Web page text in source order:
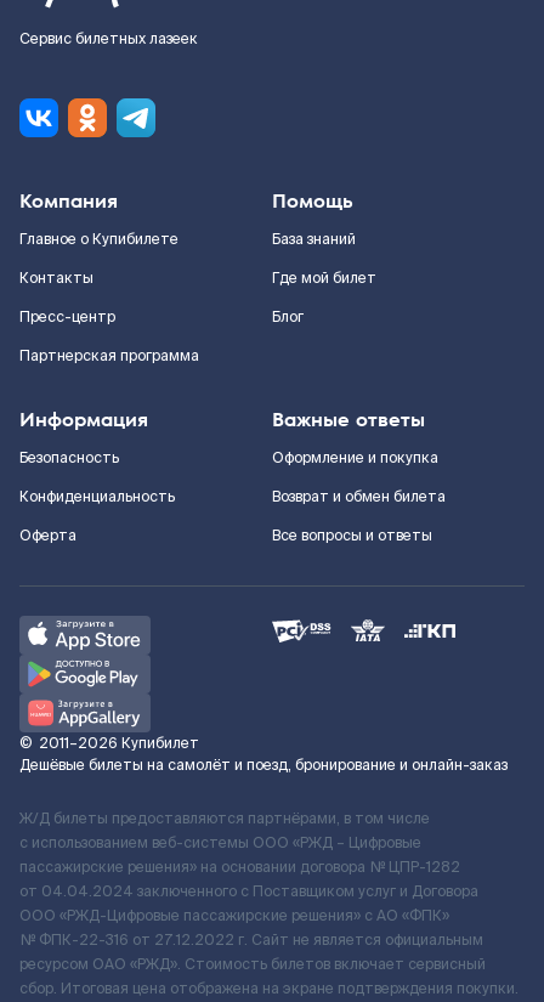
Сервис билетных лазеек
Компания
Главное о Купибилете
Контакты
Пресс-центр
Партнерская программа
Помощь
База знаний
Где мой билет
Блог
Информация
Безопасность
Конфиденциальность
Оферта
Важные ответы
Оформление и покупка
Возврат и обмен билета
Все вопросы и ответы
© 2011–2026 Купибилет
Дешёвые билеты на самолёт и поезд, бронирование и онлайн-заказ
Ж/Д билеты предоставляются партнёрами, в том числе
с использованием веб-системы ООО «РЖД – Цифровые
пассажирские решения» на основании договора № ЦПР-1282
от 04.04.2024 заключенного с Поставщиком услуг и Договора
ООО «РЖД-Цифровые пассажирские решения» c АО «ФПК»
№ ФПК-22-316 от 27.12.2022 г. Сайт не является официальным
ресурсом ОАО «РЖД». Стоимость билетов включает сервисный
сбор. Итоговая цена отображена на экране подтверждения покупки.